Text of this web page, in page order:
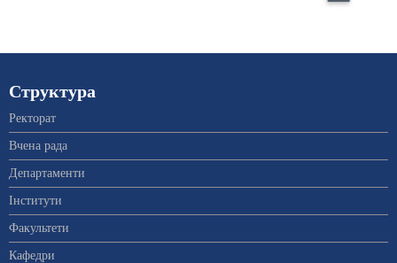
Структура
Ректорат
Вчена рада
Департаменти
Інститути
Факультети
Кафедри